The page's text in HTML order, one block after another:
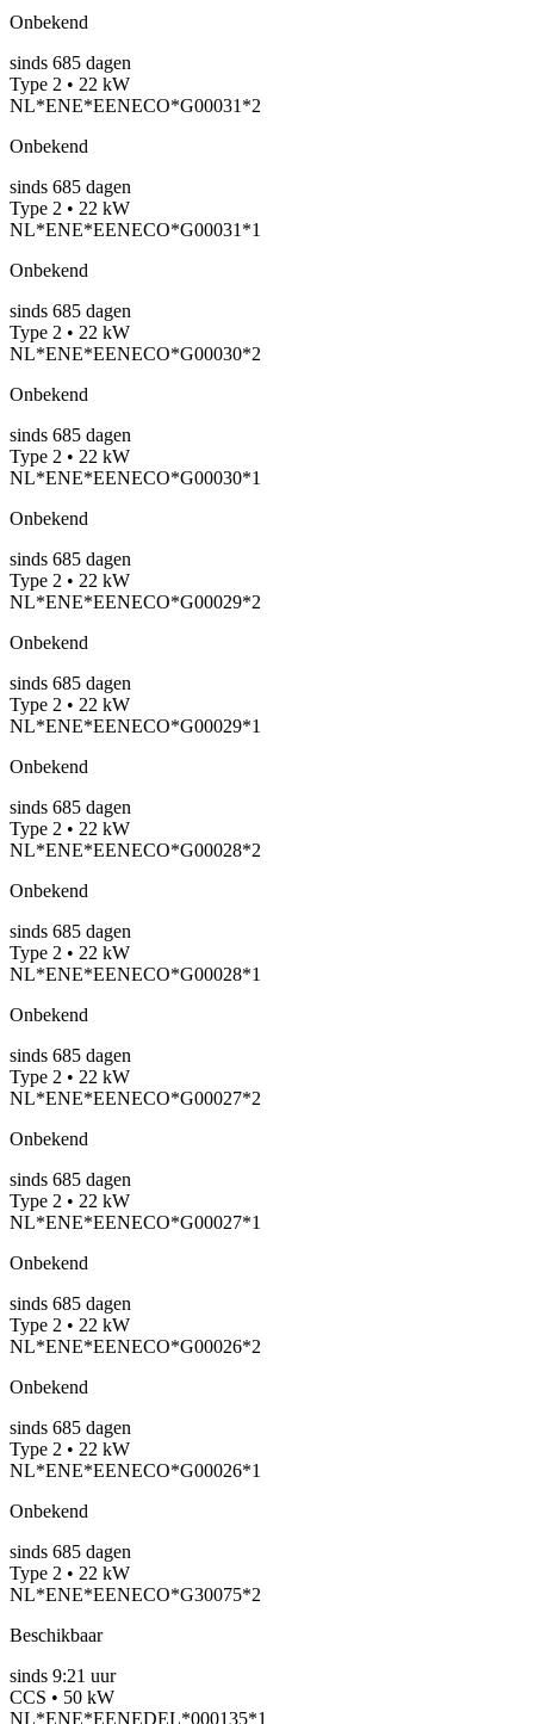
Onbekend
sinds 685 dagen
Type 2 • 22 kW
NL*ENE*EENECO*G00031*2
Onbekend
sinds 685 dagen
Type 2 • 22 kW
NL*ENE*EENECO*G00031*1
Onbekend
sinds 685 dagen
Type 2 • 22 kW
NL*ENE*EENECO*G00030*2
Onbekend
sinds 685 dagen
Type 2 • 22 kW
NL*ENE*EENECO*G00030*1
Onbekend
sinds 685 dagen
Type 2 • 22 kW
NL*ENE*EENECO*G00029*2
Onbekend
sinds 685 dagen
Type 2 • 22 kW
NL*ENE*EENECO*G00029*1
Onbekend
sinds 685 dagen
Type 2 • 22 kW
NL*ENE*EENECO*G00028*2
Onbekend
sinds 685 dagen
Type 2 • 22 kW
NL*ENE*EENECO*G00028*1
Onbekend
sinds 685 dagen
Type 2 • 22 kW
NL*ENE*EENECO*G00027*2
Onbekend
sinds 685 dagen
Type 2 • 22 kW
NL*ENE*EENECO*G00027*1
Onbekend
sinds 685 dagen
Type 2 • 22 kW
NL*ENE*EENECO*G00026*2
Onbekend
sinds 685 dagen
Type 2 • 22 kW
NL*ENE*EENECO*G00026*1
Onbekend
sinds 685 dagen
Type 2 • 22 kW
NL*ENE*EENECO*G30075*2
Beschikbaar
sinds 9:21 uur
CCS • 50 kW
NL*ENE*EENEDEL*000135*1